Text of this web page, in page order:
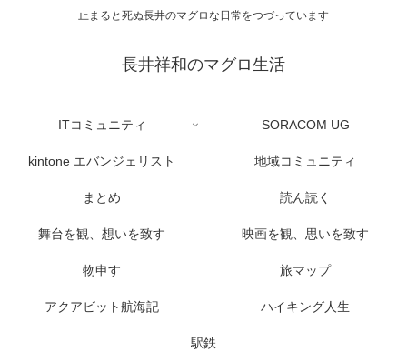
止まると死ぬ長井のマグロな日常をつづっています
長井祥和のマグロ生活
ITコミュニティ SORACOM UG
kintone エバンジェリスト 地域コミュニティ
まとめ 読ん読く
舞台を観、想いを致す 映画を観、思いを致す
物申す 旅マップ
アクアビット航海記 ハイキング人生
駅鉄